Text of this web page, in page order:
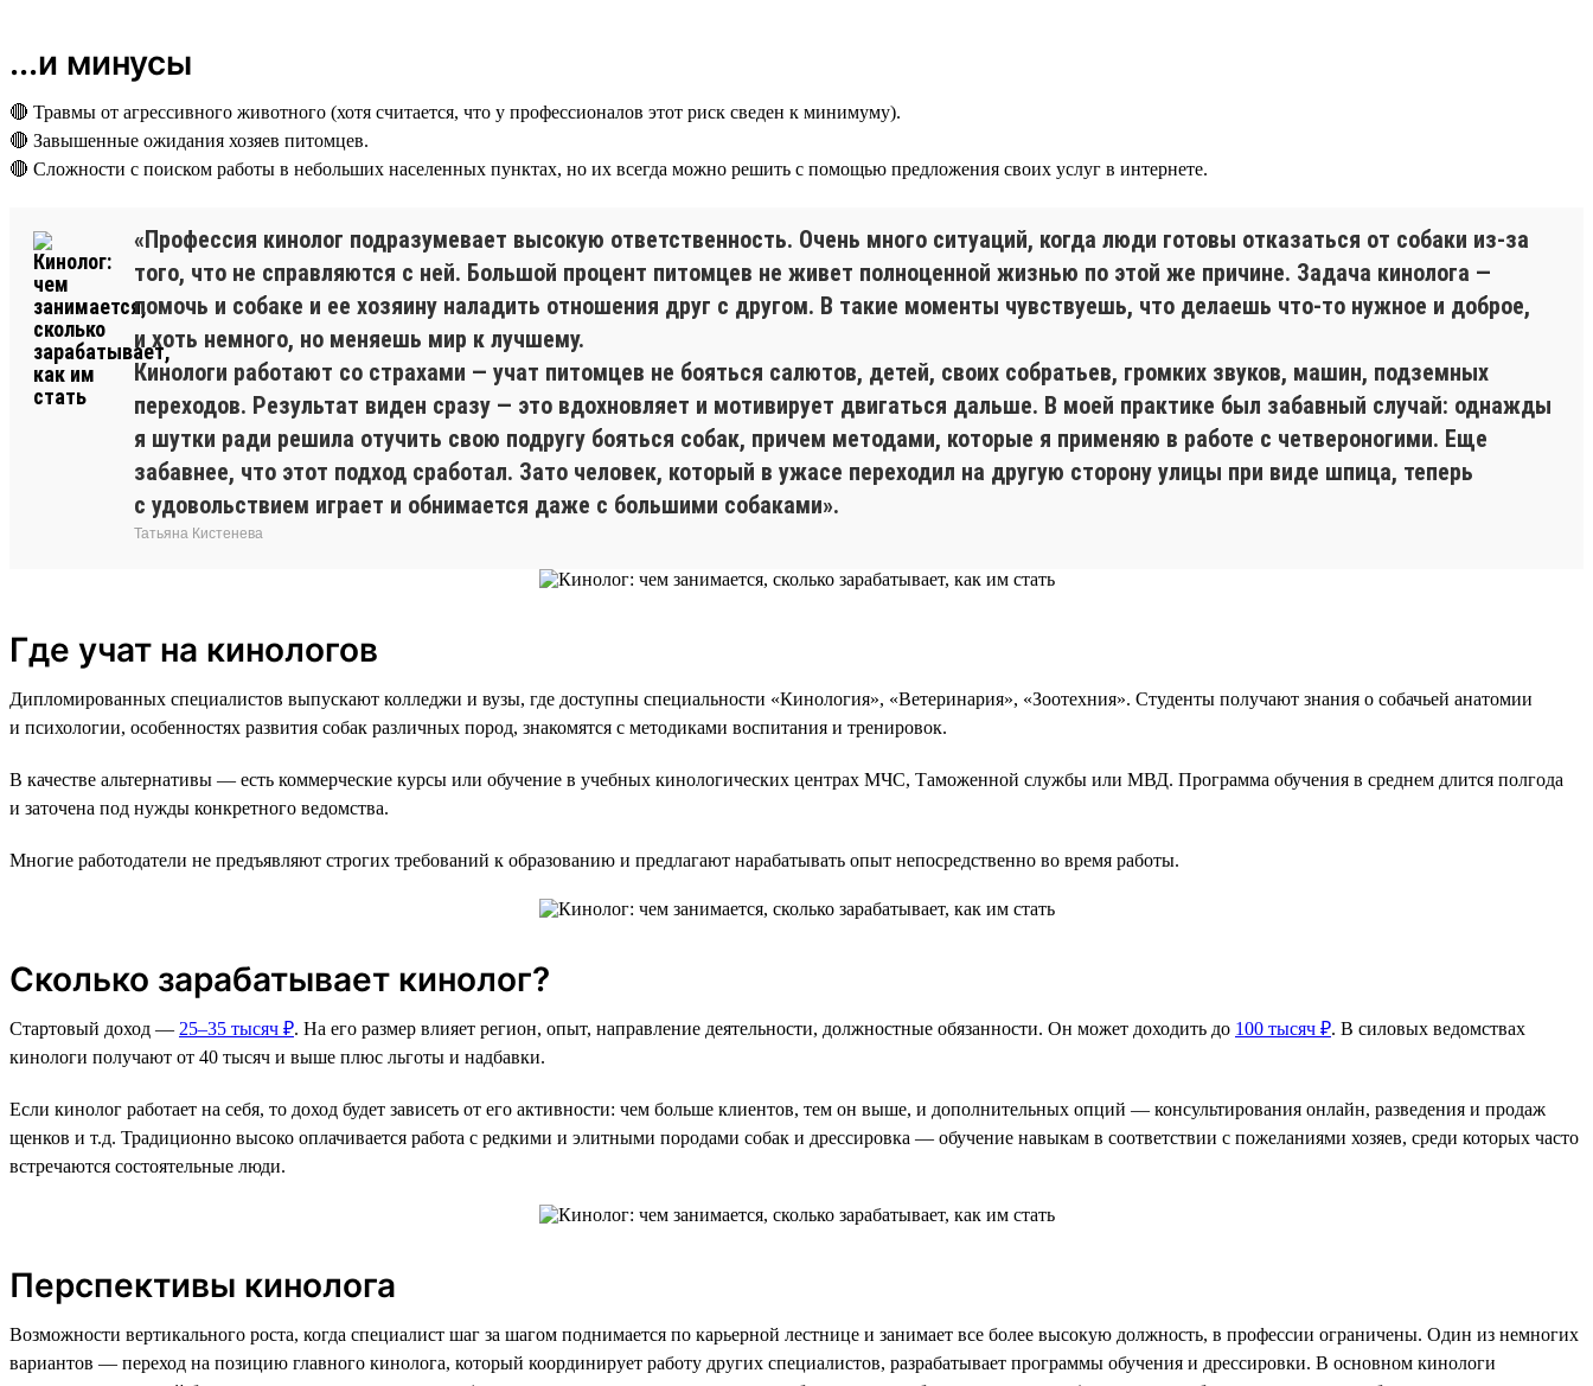
...и минусы
🔴 Травмы от агрессивного животного (хотя считается, что у профессионалов этот риск сведен к минимуму).
🔴 Завышенные ожидания хозяев питомцев.
🔴 Сложности с поиском работы в небольших населенных пунктах, но их всегда можно решить с помощью предложения своих услуг в интернете.
«Профессия кинолог подразумевает высокую ответственность. Очень много ситуаций, когда люди готовы отказаться от собаки из-за
того, что не справляются с ней. Большой процент питомцев не живет полноценной жизнью по этой же причине. Задача кинолога —
помочь и собаке и ее хозяину наладить отношения друг с другом. В такие моменты чувствуешь, что делаешь что-то нужное и доброе,
и хоть немного, но меняешь мир к лучшему.
Кинологи работают со страхами — учат питомцев не бояться салютов, детей, своих собратьев, громких звуков, машин, подземных
переходов. Результат виден сразу — это вдохновляет и мотивирует двигаться дальше. В моей практике был забавный случай: однажды
я шутки ради решила отучить свою подругу бояться собак, причем методами, которые я применяю в работе с четвероногими. Еще
забавнее, что этот подход сработал. Зато человек, который в ужасе переходил на другую сторону улицы при виде шпица, теперь
с удовольствием играет и обнимается даже с большими собаками».
Татьяна Кистенева
Где учат на кинологов
Дипломированных специалистов выпускают колледжи и вузы, где доступны специальности «Кинология», «Ветеринария», «Зоотехния». Студенты получают знания о собачьей анатомии
и психологии, особенностях развития собак различных пород, знакомятся с методиками воспитания и тренировок.
В качестве альтернативы — есть коммерческие курсы или обучение в учебных кинологических центрах МЧС, Таможенной службы или МВД. Программа обучения в среднем длится полгода
и заточена под нужды конкретного ведомства.
Многие работодатели не предъявляют строгих требований к образованию и предлагают нарабатывать опыт непосредственно во время работы.
Сколько зарабатывает кинолог?
Стартовый доход — 25–35 тысяч ₽. На его размер влияет регион, опыт, направление деятельности, должностные обязанности. Он может доходить до 100 тысяч ₽. В силовых ведомствах
кинологи получают от 40 тысяч и выше плюс льготы и надбавки.
Если кинолог работает на себя, то доход будет зависеть от его активности: чем больше клиентов, тем он выше, и дополнительных опций — консультирования онлайн, разведения и продаж
щенков и т.д. Традиционно высоко оплачивается работа с редкими и элитными породами собак и дрессировка — обучение навыкам в соответствии с пожеланиями хозяев, среди которых часто
встречаются состоятельные люди.
Перспективы кинолога
Возможности вертикального роста, когда специалист шаг за шагом поднимается по карьерной лестнице и занимает все более высокую должность, в профессии ограничены. Один из немногих
вариантов — переход на позицию главного кинолога, который координирует работу других специалистов, разрабатывает программы обучения и дрессировки. В основном кинологи